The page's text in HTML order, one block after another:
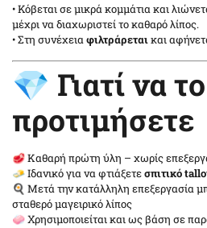
• Κόβεται σε μικρά κομμάτια και
μέχρι να διαχωριστεί το καθαρό λίπος.
• Στη συνέχειαφιλτράρεταικαι
💎 Γιατί να το
προτιμήσετε
🥩 Καθαρή πρώτη ύλη – χωρίς
🧈 Ιδανικό για να φτιάξετεσπιτικό
🍳 Μετά την κατάλληλη επεξεργασία
σταθερό μαγειρικό λίπος
🧼 Χρησιμοποιείται και ως βάση σε